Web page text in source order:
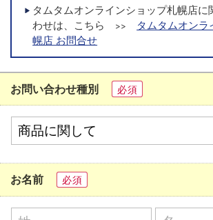
タムタムオンラインショップ札幌店に
わせは、こちら
>>
タムタムオン
幌店 お問合せ
お問い合わせ種別 必須
お名前 必須